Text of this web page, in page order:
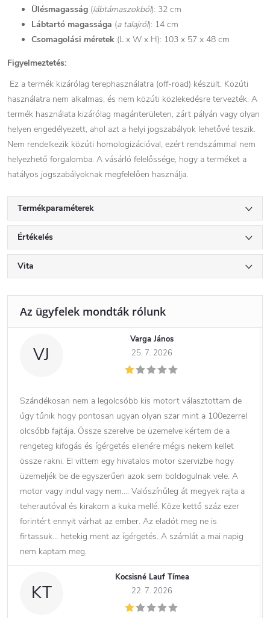
Ülésmagasság (lábtámaszokból): 32 cm
Lábtartó magassága (a talajról): 14 cm
Csomagolási méretek (L x W x H): 103 x 57 x 48 cm
Figyelmeztetés:
Ez a termék kizárólag terephasználatra (off-road) készült. Közúti
használatra nem alkalmas, és nem közúti közlekedésre tervezték. A
termék használata kizárólag magánterületen, zárt pályán vagy olyan
helyen engedélyezett, ahol azt a helyi jogszabályok lehetővé teszik.
Nem rendelkezik közúti homologizációval, ezért rendszámmal nem
helyezhető forgalomba. A vásárló felelőssége, hogy a terméket a
hatályos jogszabályoknak megfelelően használja.
Termékparaméterek
Értékelés
Vita
VJ
Varga János
25. 7. 2026
Szándékosan nem a legolcsóbb kis motort választottam de
úgy tűnik hogy pontosan ugyan olyan szar mint a 100ezerrel
olcsóbb fajtája. Össze szerelve be üzemelve kértem de a
rengeteg kifogás és ígérgetés ellenére mégis nekem kellet
össze rakni. El vittem egy hivatalos motor szervizbe hogy
üzemeljék be de egyszerűen azok sem boldogulnak vele. A
motor vagy indul vagy nem…. Valószínűleg át megyek rajta a
teherautóval és kirakom a kuka mellé. Köze kettő száz ezer
forintért ennyit várhat az ember. Az eladót meg ne is
firtassuk… hetekig ment az ígérgetés. A számlát a mai napig
nem kaptam meg.
KT
Kocsisné Lauf Tímea
22. 7. 2026